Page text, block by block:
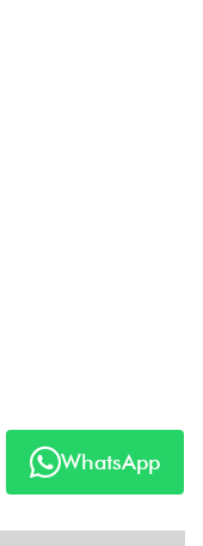
WhatsApp